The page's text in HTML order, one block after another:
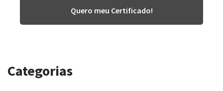
Quero meu Certificado!
Categorias